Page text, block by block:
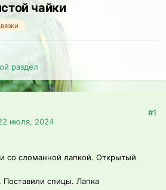
чайки
раздел
июля, 2024
#1
со сломанной лапкой. Открытый
Поставили спицы. Лапка